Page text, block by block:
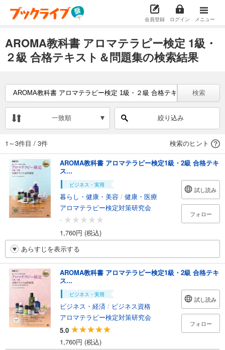
会員登録 ログイン メニュー
AROMA教科書 アロマテラピー検定 1級・
２級 合格テキスト＆問題集の検索結果
検索
一致順 絞り込み
1～3件目 / 3件 検索のヒント
AROMA教科書 アロマテラピー検定1級・2級 合格テキ
ス...
ビジネス・実用
暮らし・健康・美容 / 健康・医療
アロマテラピー検定対策研究会
-
1,760円 (税込)
試し読み
フォロー
あらすじを表示する
AROMA教科書 アロマテラピー検定1級・2級 合格テキ
ス...
ビジネス・実用
ビジネス・経済 / ビジネス資格
アロマテラピー検定対策研究会
5.0
1,760円 (税込)
試し読み
フォロー